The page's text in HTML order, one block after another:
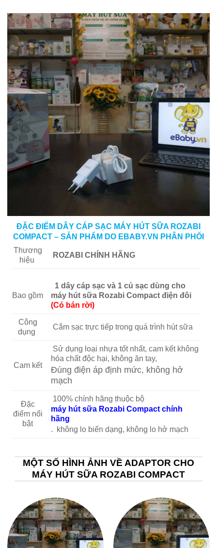
ĐẶC ĐIỂM DÂY CÁP SẠC MÁY HÚT SỮA ROZABI
COMPACT – SẢN PHẨM DO EBABY.VN PHÂN PHỐI
Thương
hiệu
ROZABI CHÍNH HÃNG
Bao gồm
1 dây cáp sạc và 1 củ sạc dùng cho
máy hút sữa Rozabi Compact điện đôi
(Có bán rời)
Công
dụng
Cắm sạc trực tiếp trong quá trình hút sữa
Cam kết
Sử dụng loại nhựa tốt nhất, cam kết không
hóa chất độc hại, không ăn tay,
Đúng điện áp định mức, không hở
mạch
Đặc
điểm nổi
bật
100% chính hãng thuộc bộ
máy hút sữa Rozabi Compact chính
hãng
. không lo biến dạng, không lo hở mạch
MỘT SỐ HÌNH ẢNH VỀ ADAPTOR CHO
MÁY HÚT SỮA ROZABI COMPACT